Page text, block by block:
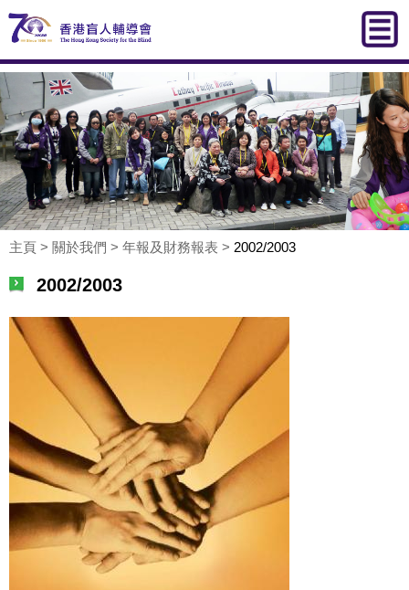
主頁 > 關於我們 > 年報及財務報表 > 2002/2003
2002/2003